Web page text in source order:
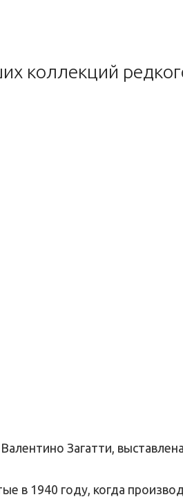
коллекций
Загатти,
в 1940 году, когда